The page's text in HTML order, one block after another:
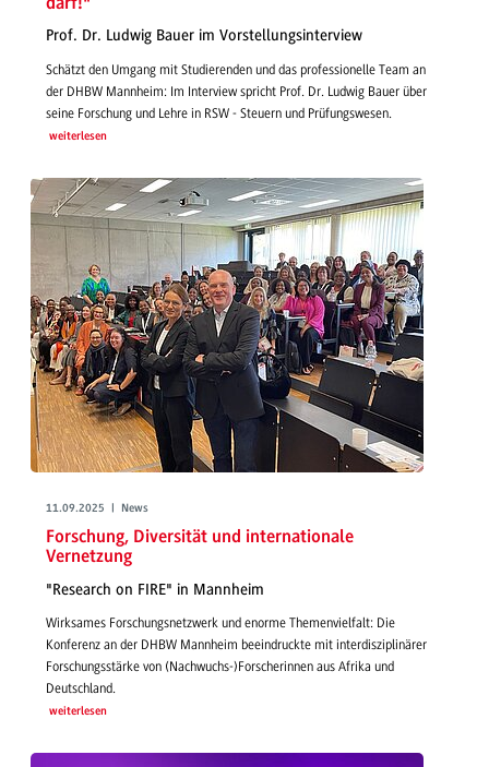
darf!"
Prof. Dr. Ludwig Bauer im Vorstellungsinterview
Schätzt den Umgang mit Studierenden und das professionelle Team an
der DHBW Mannheim: Im Interview spricht Prof. Dr. Ludwig Bauer über
seine Forschung und Lehre in RSW - Steuern und Prüfungswesen.
weiterlesen
11.09.2025 | News
Forschung, Diversität und internationale
Vernetzung
"Research on FIRE" in Mannheim
Wirksames Forschungsnetzwerk und enorme Themenvielfalt: Die
Konferenz an der DHBW Mannheim beeindruckte mit interdisziplinärer
Forschungsstärke von (Nachwuchs-)Forscherinnen aus Afrika und
Deutschland.
weiterlesen